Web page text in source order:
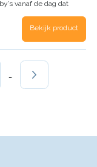
vanaf de dag dat
knuffel.
Bekijk product
…